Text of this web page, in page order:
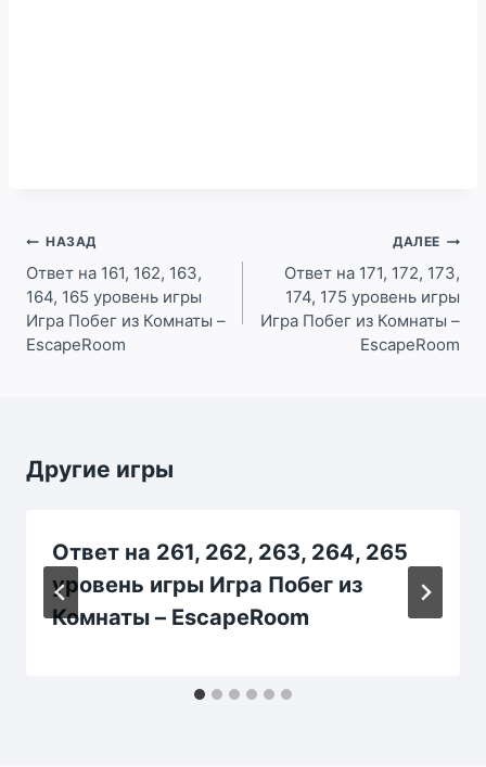
Навигация
по
записям
НАЗАД
Ответ на 161, 162, 163,
164, 165 уровень игры
Игра Побег из Комнаты –
EscapeRoom
ДАЛЕЕ
Ответ на 171, 172, 173,
174, 175 уровень игры
Игра Побег из Комнаты –
EscapeRoom
Другие игры
Ответ на 261, 262, 263, 264, 265
уровень игры Игра Побег из
Комнаты – EscapeRoom